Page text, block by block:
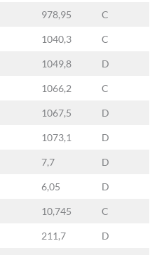
978,95 C
1040,3 C
1049,8 D
1066,2 C
1067,5 D
1073,1 D
7,7 D
6,05 D
10,745 C
211,7 D